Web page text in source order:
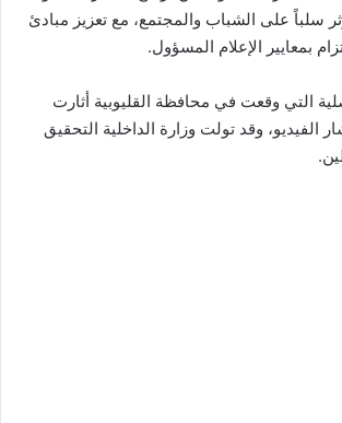
سلباً على الشباب والمجتمع، مع تعزيز مبادئ
بمعايير الإعلام المسؤول.
التي وقعت في محافظة القليوبية أثارت
الفيديو، وقد تولت وزارة الداخلية التحقيق